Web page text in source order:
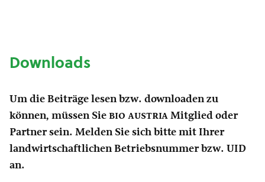
Downloads
Um die Beiträge lesen bzw. downloaden zu
können, müssen Sie bio austria Mitglied oder
Partner sein. Melden Sie sich bitte mit Ihrer
landwirtschaftlichen Betriebsnummer bzw. UID
an.